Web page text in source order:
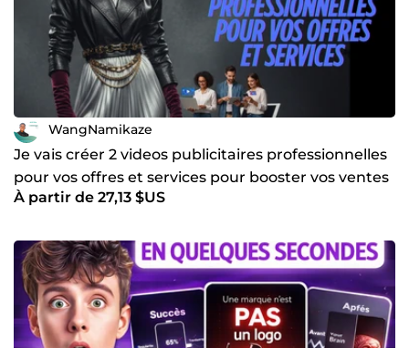
WangNamikaze
Je vais créer 2 videos publicitaires professionnelles
pour vos offres et services pour booster vos ventes
À partir de 27,13 $US